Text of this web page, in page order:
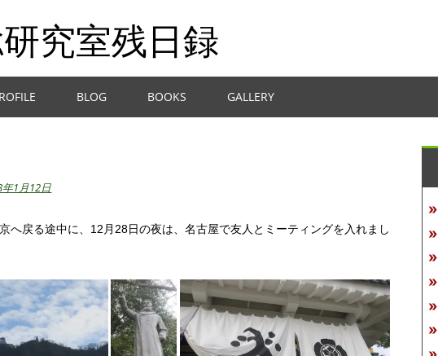
究室残日録
BLOG BOOKS GALLERY
年1月12日
へ戻る途中に、12月28日の夜は、名古屋で友人とミーティングを入れまし